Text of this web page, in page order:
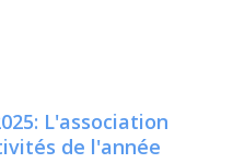
L'association
de l'année